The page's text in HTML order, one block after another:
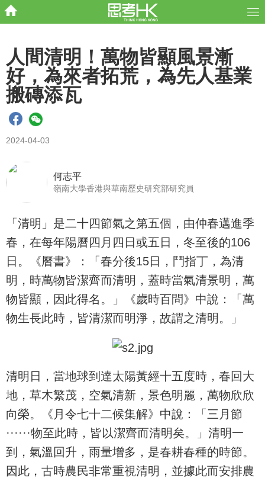
人間清明！萬物皆顯風景漸
好，為來者拓荒，為先人基業
搬磚添瓦
2024-04-03
何志平
嶺南大學香港與華南歷史研究部研究員
「清明」是二十四節氣之第五個，由仲春邁進季
春，在每年陽曆四月四日或五日，冬至後的106
日。《曆書》：「春分後15日，鬥指丁，為清
明，時萬物皆潔齊而清明，蓋時當氣清景明，萬
物皆顯，因此得名。」《歲時百問》中說：「萬
物生長此時，皆清潔而明淨，故謂之清明。」
清明日，當地球到達太陽黃經十五度時，春回大
地，草木繁茂，空氣清新，景色明麗，萬物欣欣
向榮。《月令七十二候集解》中說：「三月節
······物至此時，皆以潔齊而清明矣。」清明一
到，氣溫回升，雨量增多，是春耕春種的時節。
因此，古時農民非常重視清明，並據此而安排農